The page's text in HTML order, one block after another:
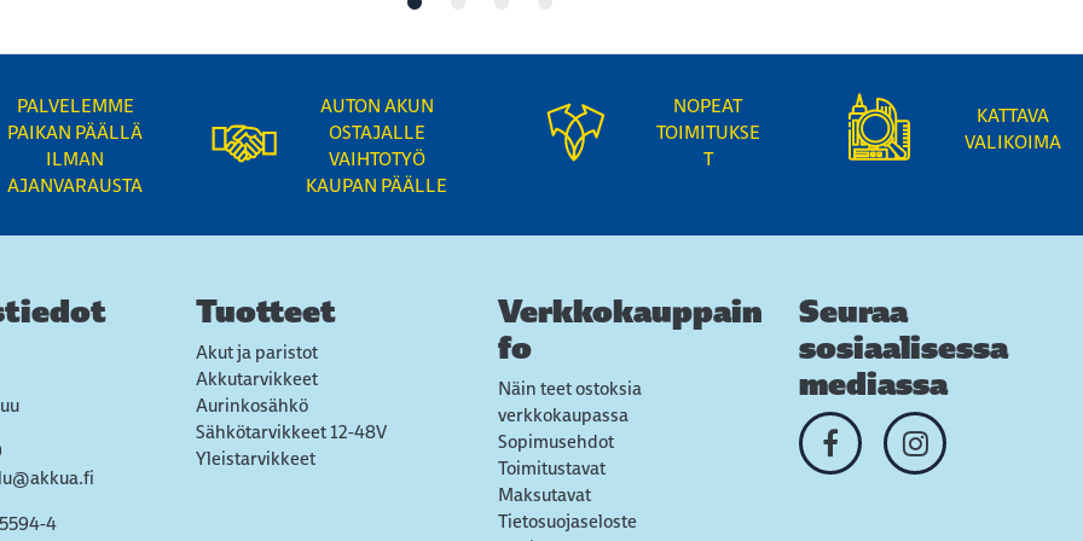
PALVELEMME
PAIKAN PÄÄLLÄ
ILMAN
AJANVARAUSTA
AUTON AKUN
OSTAJALLE
VAIHTOTYÖ
KAUPAN PÄÄLLE
NOPEAT
TOIMITUKSE
T
KATTAVA
VALIKOIMA
4
Tuotteet
Akut ja paristot
Akkutarvikkeet
Aurinkosähkö
Sähkötarvikkeet 12-48V
Yleistarvikkeet
Verkkokauppain
fo
Näin teet ostoksia
verkkokaupassa
Sopimusehdot
Toimitustavat
Maksutavat
Tietosuojaseloste
Seuraa
sosiaalisessa
mediassa